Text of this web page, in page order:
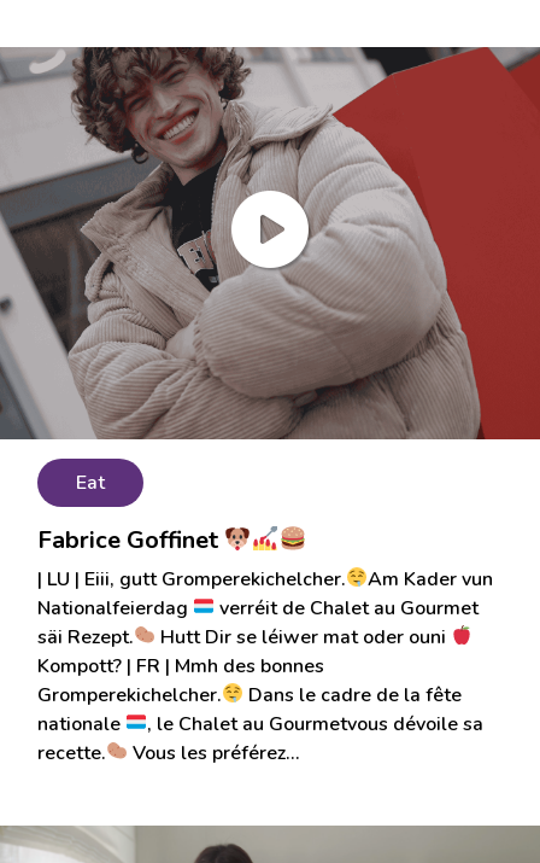
Eat
Fabrice Goffinet
| LU | Eiii, gutt Gromperekichelcher.
Am Kader vun
Nationalfeierdag
verréit de Chalet au Gourmet
säi Rezept.
Hutt Dir se léiwer mat oder ouni
Kompott? | FR | Mmh des bonnes
Gromperekichelcher.
Dans le cadre de la fête
nationale
, le Chalet au Gourmetvous dévoile sa
recette.
Vous les préférez…